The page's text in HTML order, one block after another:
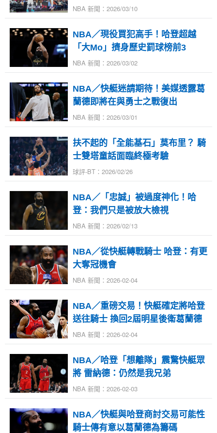
NBA 新聞：2026/03/10
NBA／現役買犯高手！哈登超越
「大Mo」擠身歷史罰球榜前3
NBA 新聞：2026/03/02
NBA／快艇迷請期待！美媒透露葛
蘭德即將在與勇士之戰復出
NBA 新聞：2026/03/01
扶不起的「全能基石」莫布里？ 騎
士雙塔童話面臨終極考驗
球評-BT：2026/02/26
NBA／「忠誠」被過度神化！哈
登：我們只是被放大檢視
NBA 新聞：2026/02/13
NBA／從快艇轉戰騎士 哈登：有更
大奪冠機會
NBA 新聞：2026-02-04
NBA／重磅交易！快艇確定將哈登
送往騎士 換回2屆明星後衛葛蘭德
NBA 新聞：2026-02-04
NBA／哈登「想離隊」震驚快艇眾
將 雷納德：仍然是我兄弟
NBA 新聞：2026-02-03
NBA／快艇與哈登商討交易可能性
騎士傳有意以葛蘭德為籌碼